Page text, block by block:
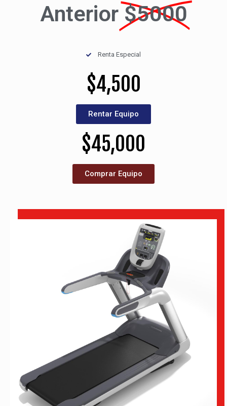
Anterior $5000
Renta Especial
$4,500
Rentar Equipo
$45,000
Comprar Equipo